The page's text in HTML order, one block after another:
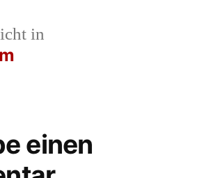
in
einen